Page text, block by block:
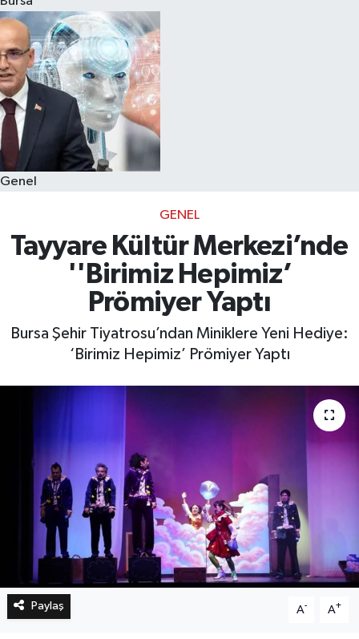
Genel
GENEL
Tayyare Kültür Merkezi’nde
''Birimiz Hepimiz’
Prömiyer Yaptı
Bursa Şehir Tiyatrosu’ndan Miniklere Yeni Hediye:
‘Birimiz Hepimiz’ Prömiyer Yaptı
Paylaş A- A+
Eğitim
Sağlık
Dünya
Magazin
Kültür & Sanat
Teknoloji
Genel
Bilim, Teknoloji